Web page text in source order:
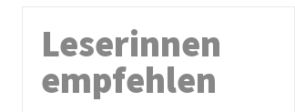
Leserinnen
empfehlen